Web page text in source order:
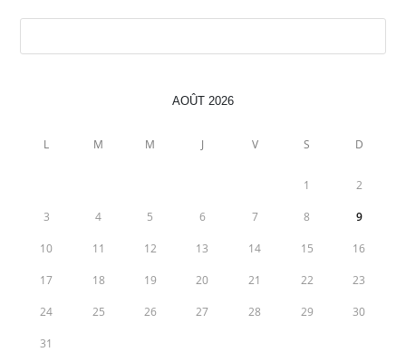
AOÛT 2026
L M M J V S D
1 2
3 4 5 6 7 8 9
10 11 12 13 14 15 16
17 18 19 20 21 22 23
24 25 26 27 28 29 30
31